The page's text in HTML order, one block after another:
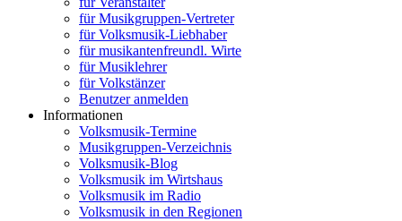
für Musikgruppen-Vertreter
für Volksmusik-Liebhaber
für musikantenfreundl. Wirte
für Musiklehrer
für Volkstänzer
Benutzer anmelden
Informationen
Volksmusik-Termine
Musikgruppen-Verzeichnis
Volksmusik-Blog
Volksmusik im Wirtshaus
Volksmusik im Radio
Volksmusik in den Regionen